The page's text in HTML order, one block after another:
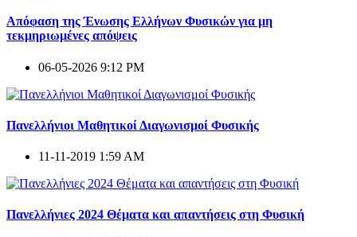
Απόφαση της Ένωσης Ελλήνων Φυσικών για μη
τεκμηριωμένες απόψεις
06-05-2026 9:12 PM
Πανελλήνιοι Μαθητικοί Διαγωνισμοί Φυσικής
11-11-2019 1:59 AM
Πανελλήνιες 2024 Θέματα και απαντήσεις στη Φυσική